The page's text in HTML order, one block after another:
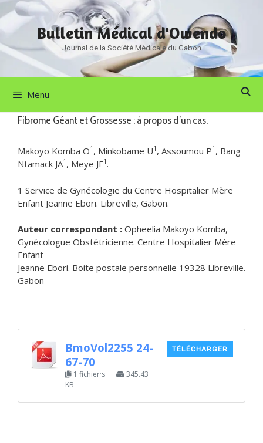
Aller
au
contenu
Bulletin Médical d'Owendo
Journal de la Société Médicale du Gabon
Menu
Fibrome Géant et Grossesse : à propos d’un cas.
Makoyo Komba O1 , Minkobame U1 , Assoumou P1 , Bang
Ntamack JA1 , Meye JF1.
1 Service de Gynécologie du Centre Hospitalier Mère
Enfant Jeanne Ebori. Libreville, Gabon.
Auteur correspondant : Opheelia Makoyo Komba,
Gynécologue Obstétricienne. Centre Hospitalier Mère
Enfant
Jeanne Ebori. Boite postale personnelle 19328 Libreville.
Gabon
BmoVol2255 24-
67-70
1 fichier·s
345.43
KB
TÉLÉCHARGER